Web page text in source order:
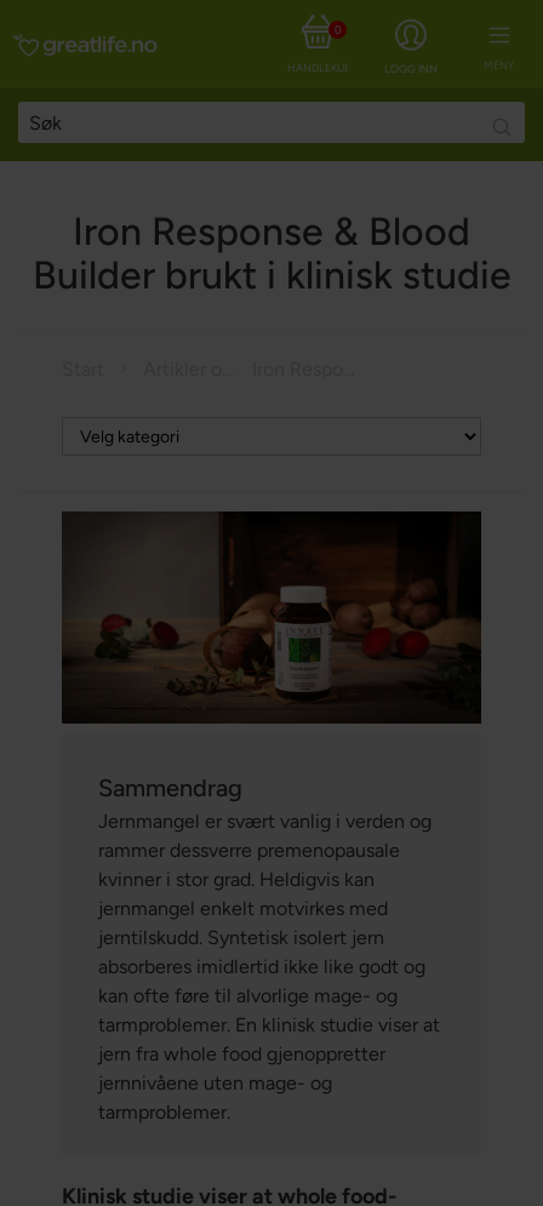
MENY
LOGG INN
HANDLEKURV
0
Iron Response & Blood
Builder brukt i klinisk studie
Sammendrag
Jernmangel er svært vanlig i verden og
rammer dessverre premenopausale
kvinner i stor grad. Heldigvis kan
jernmangel enkelt motvirkes med
jerntilskudd. Syntetisk isolert jern
absorberes imidlertid ikke like godt og
kan ofte føre til alvorlige mage- og
tarmproblemer. En klinisk studie viser at
jern fra whole food gjenoppretter
jernnivåene uten mage- og
tarmproblemer.
Klinisk studie viser at whole food-